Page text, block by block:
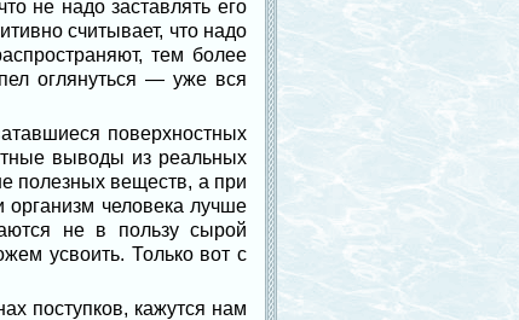
не надо заставлять его
считывает, что надо
тем более
оглянуться — уже вся
поверхностных
выводы из реальных
полезных веществ, а при
организм человека лучше
не в пользу сырой
усвоить. Только вот с
поступков, кажутся нам